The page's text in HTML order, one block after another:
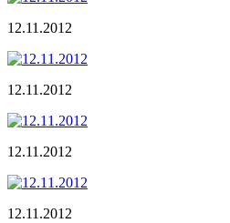
12.11.2012
12.11.2012
12.11.2012
12.11.2012